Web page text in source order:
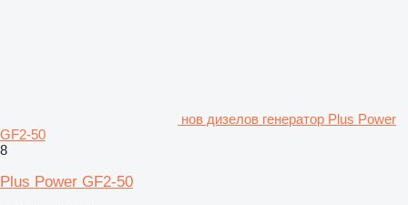
нов дизелов генератор Plus Power
GF2-50
8
Plus Power GF2-50